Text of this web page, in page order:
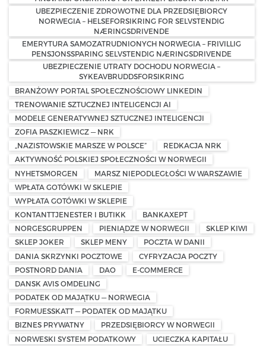
UBEZPIECZENIE ZDROWOTNE DLA PRZEDSIĘBIORCY
NORWEGIA – HELSEFORSIKRING FOR SELVSTENDIG
NÆRINGSDRIVENDE
EMERYTURA SAMOZATRUDNIONYCH NORWEGIA – FRIVILLIG
PENSJONSSPARING SELVSTENDIG NÆRINGSDRIVENDE
UBEZPIECZENIE UTRATY DOCHODU NORWEGIA –
SYKEAVBRUDDSFORSIKRING
BRANŻOWY PORTAL SPOŁECZNOŚCIOWY LINKEDIN
TRENOWANIE SZTUCZNEJ INTELIGENCJI AI
MODELE GENERATYWNEJ SZTUCZNEJ INTELIGENCJI
ZOFIA PASZKIEWICZ — NRK
„NAZISTOWSKIE MARSZE W POLSCE”
REDKACJA NRK
AKTYWNOŚĆ POLSKIEJ SPOŁECZNOŚCI W NORWEGII
NYHETSMORGEN
MARSZ NIEPODLEGŁOŚCI W WARSZAWIE
WPŁATA GOTÓWKI W SKLEPIE
WYPŁATA GOTÓWKI W SKLEPIE
KONTANTTJENESTER I BUTIKK
BANKAXEPT
NORGESGRUPPEN
PIENIĄDZE W NORWEGII
SKLEP KIWI
SKLEP JOKER
SKLEP MENY
POCZTA W DANII
DANIA SKRZYNKI POCZTOWE
CYFRYZACJA POCZTY
POSTNORD DANIA
DAO
E-COMMERCE
DANSK AVIS OMDELING
PODATEK OD MAJĄTKU — NORWEGIA
FORMUESSKATT — PODATEK OD MAJĄTKU
BIZNES PRYWATNY
PRZEDSIĘBIORCY W NORWEGII
NORWESKI SYSTEM PODATKOWY
UCIECZKA KAPITAŁU